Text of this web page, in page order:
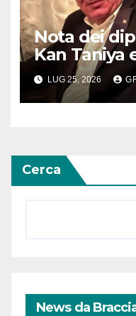
Nota dei
Kan Taniya
cosiddetto
Ossezia del
LUG 25, 2026
Cerca
News da